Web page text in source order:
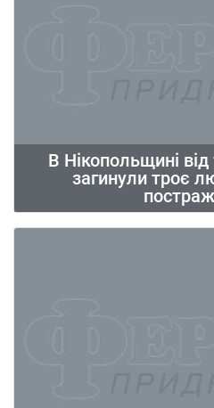
В Нікопольщині від
загинули троє